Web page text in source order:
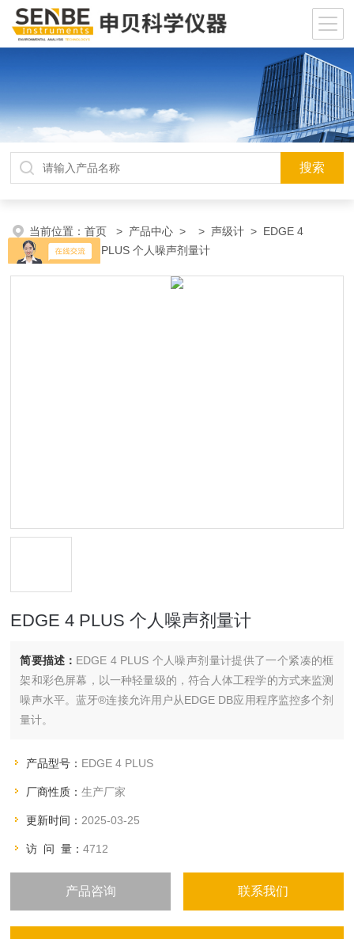
当前位置：首页 > 产品中心 > >声级计 > EDGE 4
PLUSEDGE 4 PLUS 个人噪声剂量计
EDGE 4 PLUS 个人噪声剂量计
简要描述： EDGE 4 PLUS 个人噪声剂量计提供了一个紧凑的框
架和彩色屏幕，以一种轻量级的，符合人体工程学的方式来监测
噪声水平。蓝牙®连接允许用户从EDGE DB应用程序监控多个剂
量计。
产品型号： EDGE 4 PLUS
厂商性质：生产厂家
更新时间： 2025-03-25
访 问 量：4712
产品咨询 联系我们